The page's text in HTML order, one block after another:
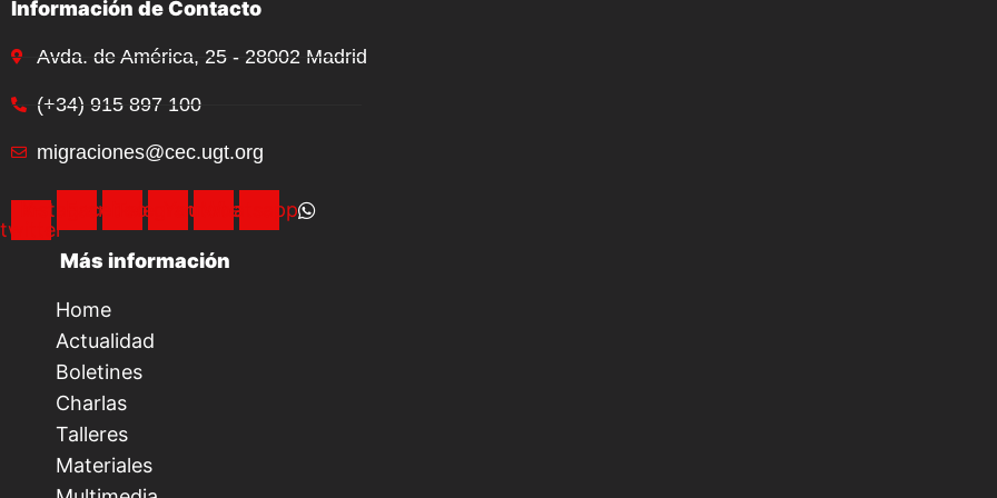
Información de Contacto
Avda. de América, 25 - 28002 Madrid
(+34) 915 897 100
migraciones@cec.ugt.org
twitter
InstagramFacebookTelegramYoutubeWhatsapp
Más información
Home
Actualidad
Boletines
Charlas
Talleres
Materiales